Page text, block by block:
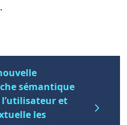
sémantique
et
les